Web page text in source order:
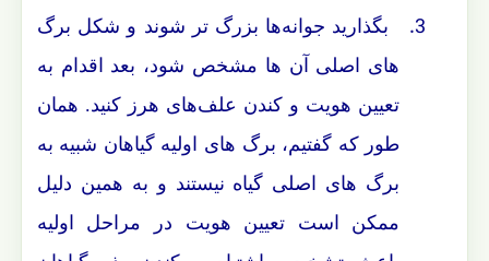
3.
بگذارید جوانه‌ها بزرگ تر شوند و شکل برگ
های اصلی آن ها مشخص شود، بعد اقدام به
تعیین هویت و کندن علف‌های هرز کنید. همان
طور که گفتیم، برگ های اولیه گیاهان شبیه به
برگ های اصلی گیاه نیستند و به همین دلیل
ممکن است تعیین هویت در مراحل اولیه